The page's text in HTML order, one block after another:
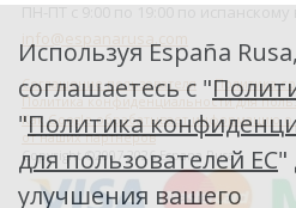
ПН-ПТ с 9:00 по 19:00 по
info@espanarusa.com
Соглашение пользователя
Политика
Политика конфиденциальности для
Как Google обрабатывает информацию о
от наших партнеров
Copyright ©2007-2026 Espana Rusa
Используя España
соглашаетесь с "
"Политика
для пользователей ЕС"
улучшения вашего